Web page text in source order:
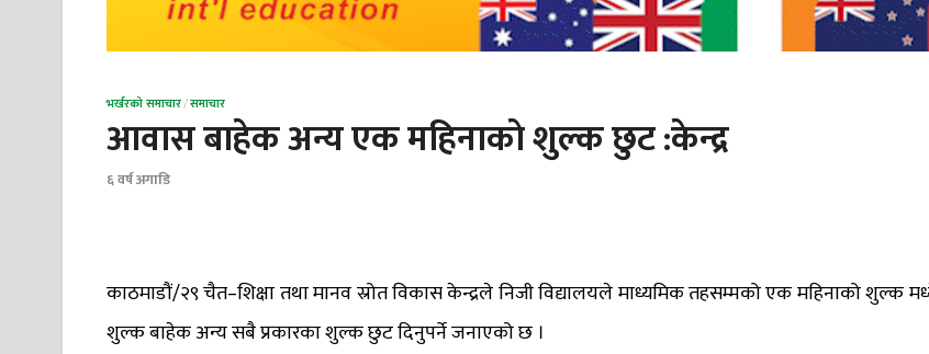
भर्खरको समाचार/समाचार
आवास बाहेक अन्य एक महिनाकाे शुल्क छुट :केन्द्र
६ वर्ष अगाडि
काठमाडौं/२९ चैत–शिक्षा तथा मानव स्रोत विकास केन्द्रले निजी विद्यालयले माध्यमिक तहसम्मको एक महिनाको शुल्क
शुल्क बाहेक अन्य सबै प्रकारका शुल्क छुट दिनुपर्ने जनाएको छ ।